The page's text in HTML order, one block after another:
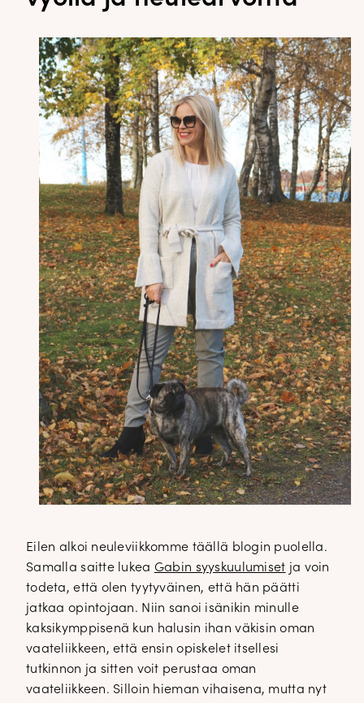
Eilen alkoi neuleviikkomme täällä blogin puolella.
Samalla saitte lukea Gabin syyskuulumiset ja voin
todeta, että olen tyytyväinen, että hän päätti
jatkaa opintojaan. Niin sanoi isänikin minulle
kaksikymppisenä kun halusin ihan väkisin oman
vaateliikkeen, että ensin opiskelet itsellesi
tutkinnon ja sitten voit perustaa oman
vaateliikkeen. Silloin hieman vihaisena, mutta nyt